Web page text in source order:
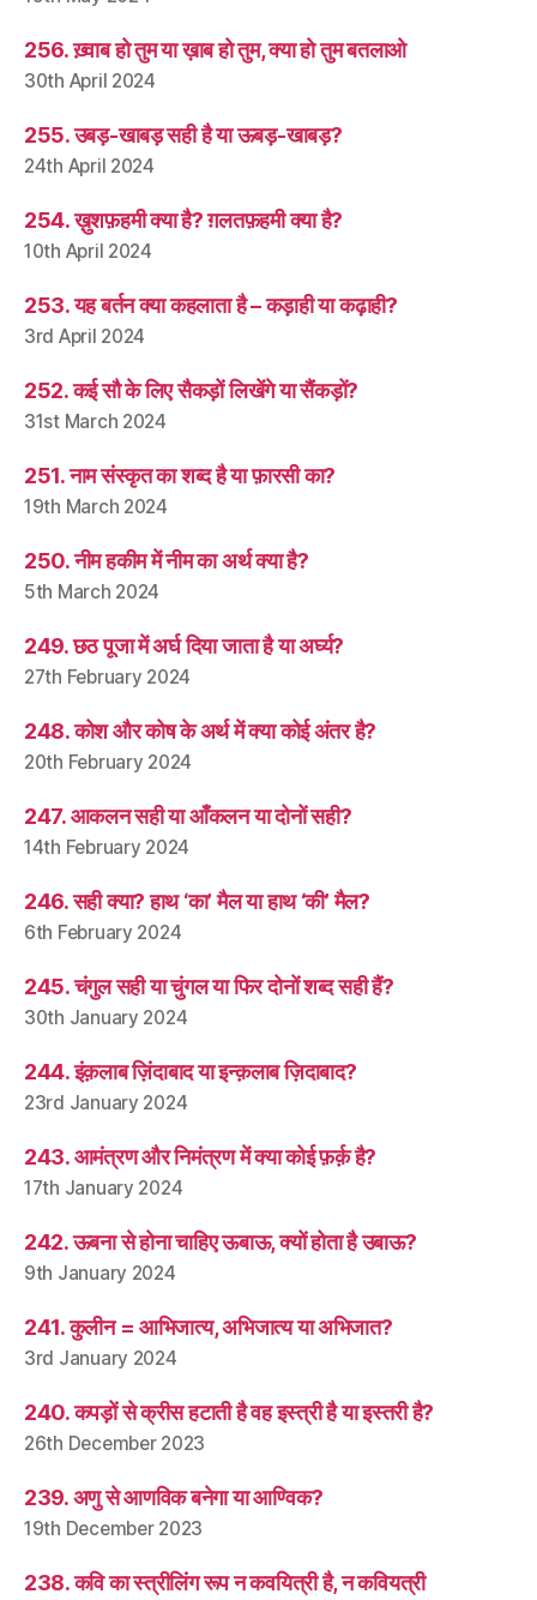
256. ख़्वाब हो तुम या ख़ाब हो तुम, क्या हो तुम बतलाओ
30th April 2024
255. उबड़-खाबड़ सही है या ऊबड़-खाबड़?
24th April 2024
254. ख़ुशफ़हमी क्या है? ग़लतफ़हमी क्या है?
10th April 2024
253. यह बर्तन क्या कहलाता है – कड़ाही या कढ़ाही?
3rd April 2024
252. कई सौ के लिए सैकड़ों लिखेंगे या सैंकड़ों?
31st March 2024
251. नाम संस्कृत का शब्द है या फ़ारसी का?
19th March 2024
250. नीम हकीम में नीम का अर्थ क्या है?
5th March 2024
249. छठ पूजा में अर्घ दिया जाता है या अर्घ्य?
27th February 2024
248. कोश और कोष के अर्थ में क्या कोई अंतर है?
20th February 2024
247. आकलन सही या आँकलन या दोनों सही?
14th February 2024
246. सही क्या? हाथ ‘का’ मैल या हाथ ‘की’ मैल?
6th February 2024
245. चंगुल सही या चुंगल या फिर दोनों शब्द सही हैं?
30th January 2024
244. इंक़लाब ज़िंदाबाद या इन्क़लाब ज़िदाबाद?
23rd January 2024
243. आमंत्रण और निमंत्रण में क्या कोई फ़र्क़ है?
17th January 2024
242. ऊबना से होना चाहिए ऊबाऊ, क्यों होता है उबाऊ?
9th January 2024
241. कुलीन = आभिजात्य, अभिजात्य या अभिजात?
3rd January 2024
240. कपड़ों से क्रीस हटाती है वह इस्त्री है या इस्तरी है?
26th December 2023
239. अणु से आणविक बनेगा या आण्विक?
19th December 2023
238. कवि का स्त्रीलिंग रूप न कवयित्री है, न कवियत्री